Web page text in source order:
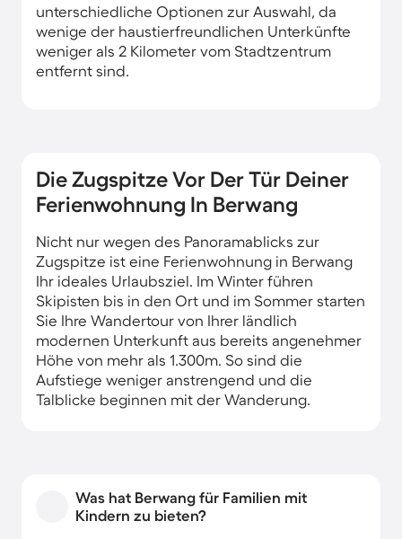
unterschiedliche Optionen zur Auswahl, da
wenige der haustierfreundlichen Unterkünfte
weniger als 2 Kilometer vom Stadtzentrum
entfernt sind.
Die Zugspitze Vor Der Tür Deiner
Ferienwohnung In Berwang
Nicht nur wegen des Panoramablicks zur
Zugspitze ist eine Ferienwohnung in Berwang
Ihr ideales Urlaubsziel. Im Winter führen
Skipisten bis in den Ort und im Sommer starten
Sie Ihre Wandertour von Ihrer ländlich
modernen Unterkunft aus bereits angenehmer
Höhe von mehr als 1.300m. So sind die
Aufstiege weniger anstrengend und die
Talblicke beginnen mit der Wanderung.
Was hat Berwang für Familien mit
Kindern zu bieten?